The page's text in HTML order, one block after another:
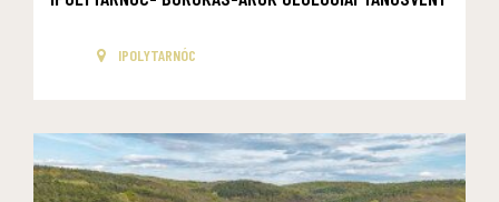
IPOLYTARNÓC